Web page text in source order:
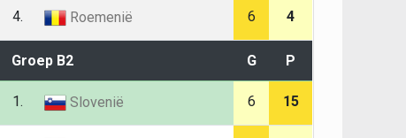
4. Roemenië 6 4
Groep B2 G P
1. Slovenië 6 15